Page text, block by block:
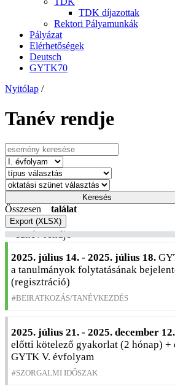
TDK díjazottak
Rektori Pályamunkák
Pályázat
Elérhetőségek
Deutsch
GYTK70
Nyitólap /
Tanév rendje
Összesen találat
Export (XLSX)
Tanév rendje
2025. július 14. - 2025. július 18.
a tanulmányok folytatásának
(regisztráció)
BEIRATKOZÁS/TANÉVKEZDÉS
2025. július 21. - 2025. december 12.
előtti kötelező gyakorlat (2 hónap) +
GYTK V. évfolyam
SZORGALMI IDŐSZAK